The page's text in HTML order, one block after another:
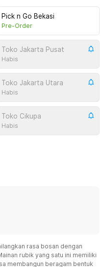
Pick n Go Bekasi
Pre-Order
Toko Jakarta Pusat
Habis
Toko Jakarta Utara
Habis
Toko Cikupa
Habis
rasa bosan dengan
rubik yang satu ini memiliki
membangun beragam bentuk